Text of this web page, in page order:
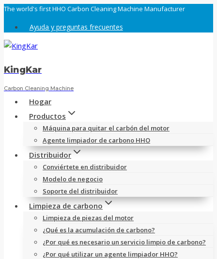
Saltar
contenido
The world's first HHO Carbon Cleaning Machine Manufacturer
Ayuda y preguntas frecuentes
KingKar
Carbon Cleaning Machine
Hogar
Productos
Máquina para quitar el carbón del motor
Agente limpiador de carbono HHO
Distribuidor
Conviértete en distribuidor
Modelo de negocio
Soporte del distribuidor
Limpieza de carbono
Limpieza de piezas del motor
¿Qué es la acumulación de carbono?
¿Por qué es necesario un servicio limpio de carbono?
¿Por qué utilizar un agente limpiador HHO?